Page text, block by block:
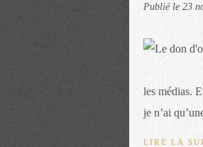
Publié le 23
les médias.
je n’ai
LIRE LA